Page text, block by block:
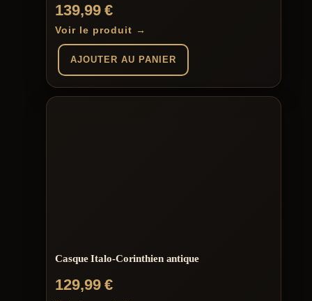
139,99€
Voir le produit →
AJOUTER AU PANIER
Casque Italo-Corinthien antique
129,99€